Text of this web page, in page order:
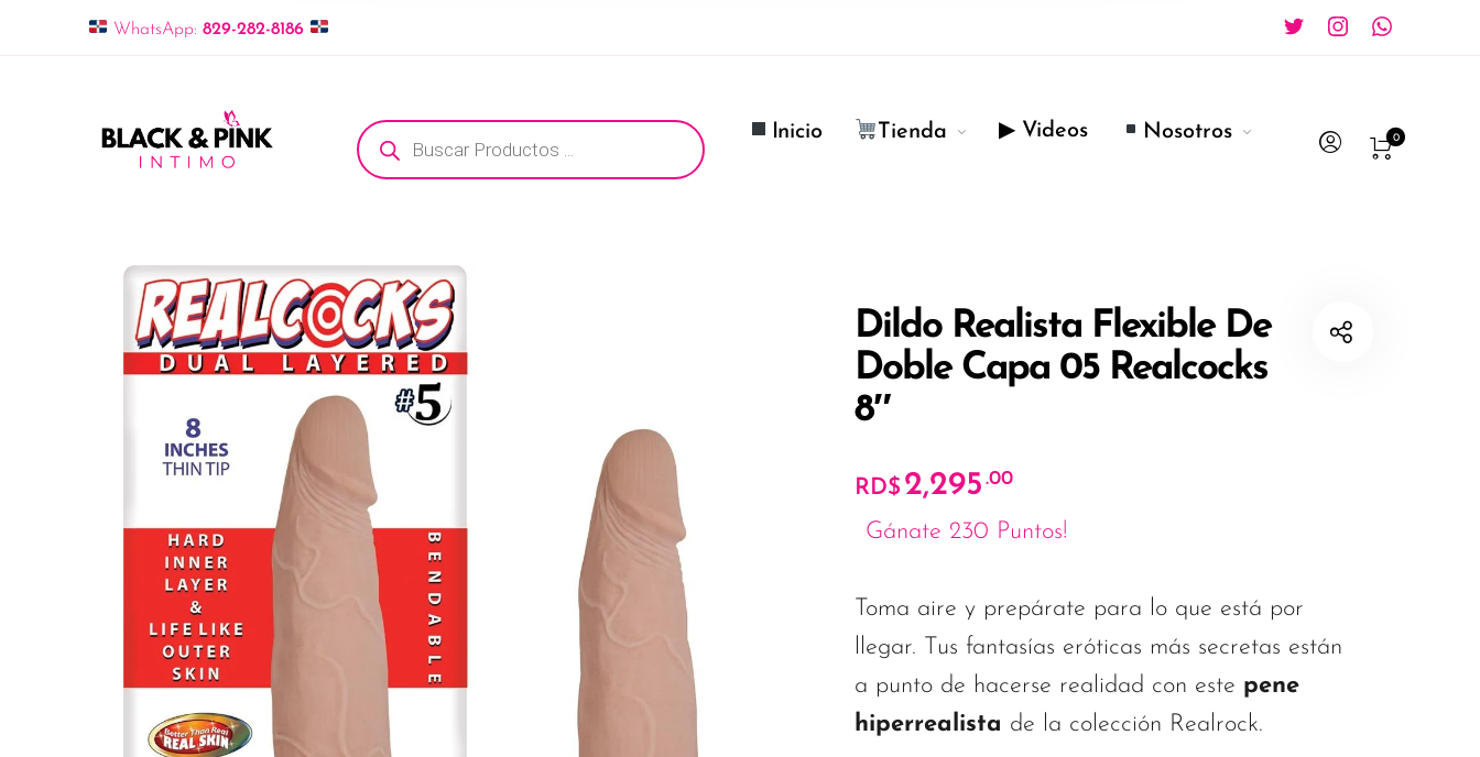
WhatsApp: 829-282-8186
Búsqueda de productos Inicio Tienda ▶ Videos Nosotros 0
Dildo Realista Flexible De
Doble Capa 05 Realcocks
8″
RD$ 2,295 .00
Gánate 230 Puntos!
Toma aire y prepárate para lo que está por
llegar. Tus fantasías eróticas más secretas están
a punto de hacerse realidad con este pene
hiperrealista de la colección Realrock.